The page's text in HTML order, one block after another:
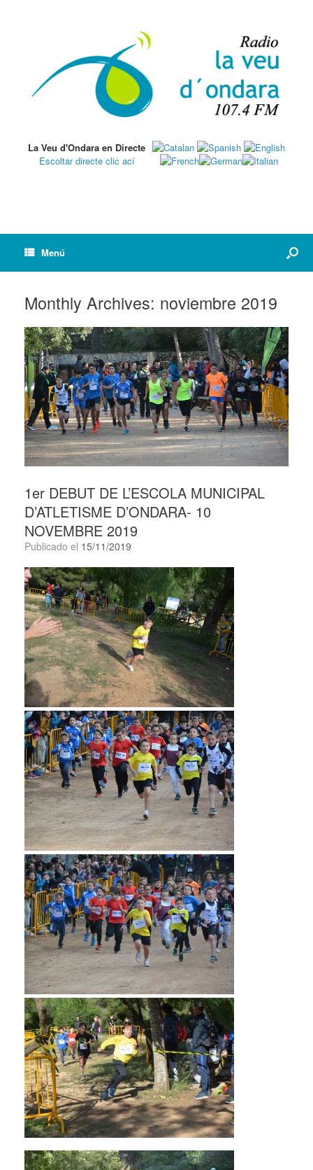
La Veu d'Ondara en Directe
Escoltar directe clic ací
Menú
Monthly Archives: noviembre 2019
1er DEBUT DE L’ESCOLA MUNICIPAL
D’ATLETISME D’ONDARA- 10
NOVEMBRE 2019
Publicado el 15/11/2019